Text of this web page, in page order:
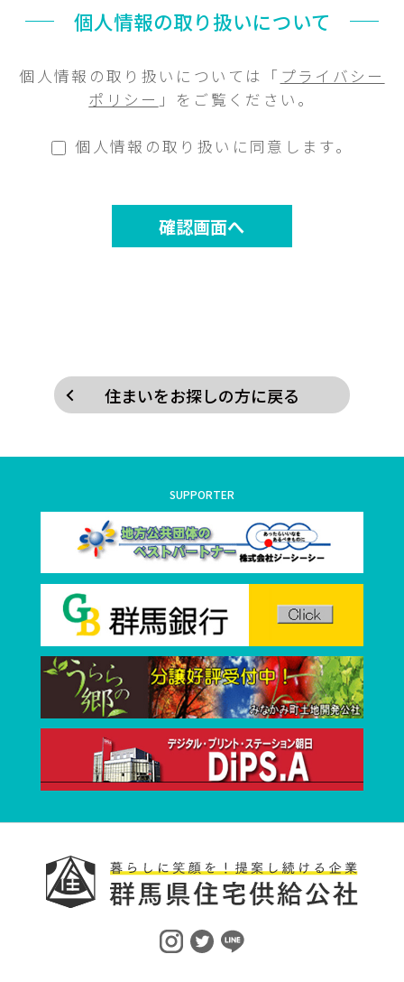
個人情報の取り扱いについて
個人情報の取り扱いについては「 プライバシー
ポリシー 」をご覧ください。
個人情報の取り扱いに同意します。
住まいをお探しの方に戻る
SUPPORTER